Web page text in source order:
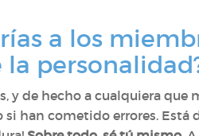
a los
y de hecho a cualquiera que
si han cometido errores. Está